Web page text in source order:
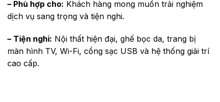
– Phù hợp cho: Khách hàng mong muốn trải nghiệm
dịch vụ sang trọng và tiện nghi.
– Tiện nghi: Nội thất hiện đại, ghế bọc da, trang bị
màn hình TV, Wi-Fi, cổng sạc USB và hệ thống giải trí
cao cấp.